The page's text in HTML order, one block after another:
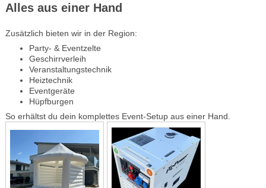
Alles aus einer Hand
Zusätzlich bieten wir in der Region:
Party- & Eventzelte
Geschirrverleih
Veranstaltungstechnik
Heiztechnik
Eventgeräte
Hüpfburgen
So erhältst du dein komplettes Event-Setup aus einer Hand.